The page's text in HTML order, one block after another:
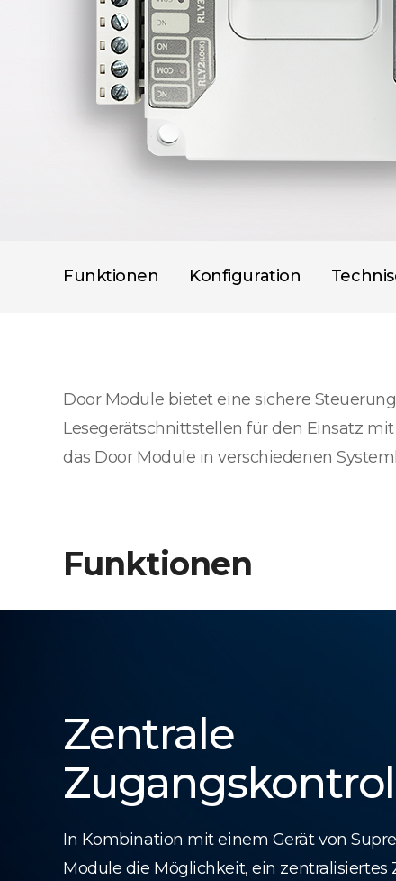
Funktionen Konfiguration
Door Module bietet eine sichere
Lesegerätschnittstellen für den Einsatz
das Door Module in verschiedenen
Funktionen
Zentrale
In Kombination mit einem Gerät von
Module die Möglichkeit, ein